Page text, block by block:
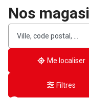
Nos
Rechercher
Veuillez
renseigner
adresse
{{count}}
résultat(s)
Me localiser
Filtres